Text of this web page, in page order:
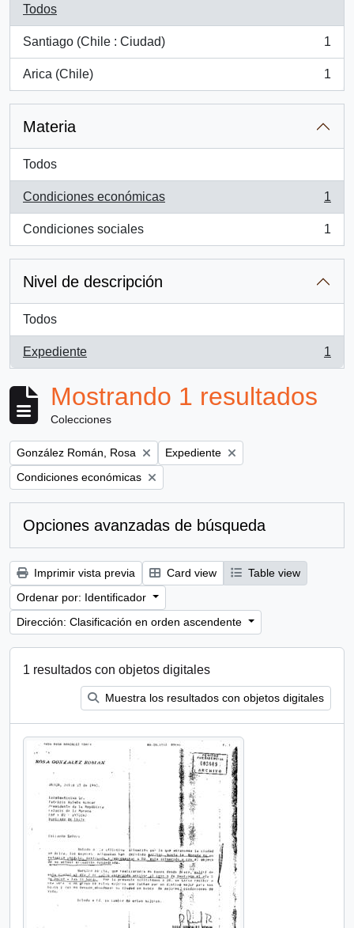
Todos
Santiago (Chile : Ciudad)
, 1 resultados
1
Arica (Chile)
, 1 resultados
1
Materia
Todos
Condiciones económicas
, 1 resultados
1
Condiciones sociales
, 1 resultados
1
Nivel de descripción
Todos
Expediente
, 1 resultados
1
Mostrando 1 resultados
Colecciones
Remove filter:
González Román, Rosa Remove filter:
Expediente
Remove filter:
Condiciones económicas
Opciones avanzadas de búsqueda
Imprimir vista previa Card view
Table view
Ordenar por: Identificador
Dirección: Clasificación en orden ascendente
1 resultados con objetos digitales
Muestra los resultados con objetos digitales